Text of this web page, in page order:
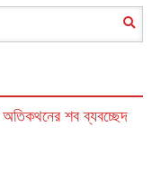
অতিকথনের শব ব্যবচ্ছেদ